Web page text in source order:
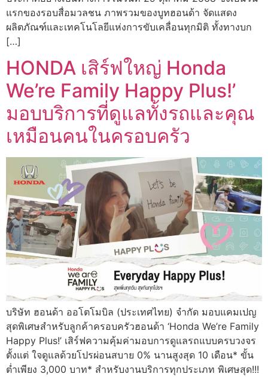
แรกของรอบสื่อมวลชน ภาพรวมของบูทฮอนด้า จัดแสดง
ผลิตภัณฑ์และเทคโนโลยีแห่งการขับเคลื่อนทุกมิติ ทั้งทางบก
[…]
HONDA เสิร์ฟใหญ่ Honda
We’re Family Happy Plus!’
มอบบริการที่ดูแลทั้งรถและคุณ
เหมือนคนในครอบครัว
บริษัท ฮอนด้า ออโตโมบิล (ประเทศไทย) จำกัด มอบแคมเปญ
สุดพิเศษสำหรับลูกค้าครอบครัวฮอนด้า ‘Honda We’re Family
Happy Plus!’ เสิร์ฟความคุ้มค่ามอบการดูแลรถแบบครบวงจร
ตั้งแต่ ใจดูแลด้วยโปรผ่อนสบาย 0% นานสูงสุด 10 เดือน* ขั้น
ต่ำเพียง 3,000 บาท* สำหรับงานบริการทุกประเภท พิเศษสุด!!!